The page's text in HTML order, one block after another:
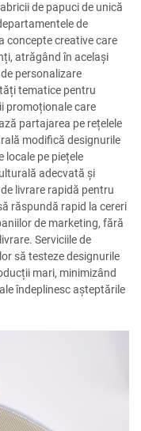
de papuci de unică
de
concepte creative care
atrăgând în același
personalizare
tematice pentru
promoționale care
partajarea pe rețelele
modifică designurile
locale pe piețele
adecvată și
livrare rapidă pentru
răspundă rapid la cereri
de marketing, fără
Serviciile de
să testeze designurile
mari, minimizând
îndeplinesc așteptările